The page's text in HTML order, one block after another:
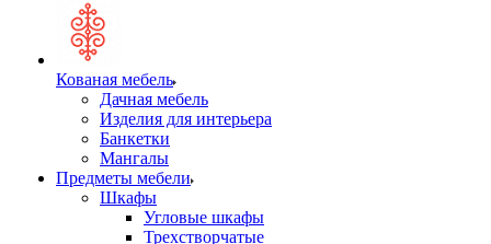
Кованая мебель
Дачная мебель
Изделия для интерьера
Банкетки
Мангалы
Предметы мебели
Шкафы
Угловые шкафы
Трехстворчатые